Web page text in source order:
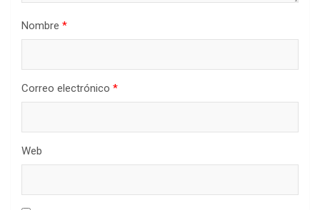
Nombre *
Correo electrónico *
Web